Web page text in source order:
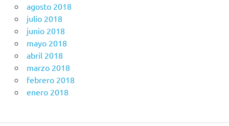
agosto 2018
julio 2018
junio 2018
mayo 2018
abril 2018
marzo 2018
febrero 2018
enero 2018